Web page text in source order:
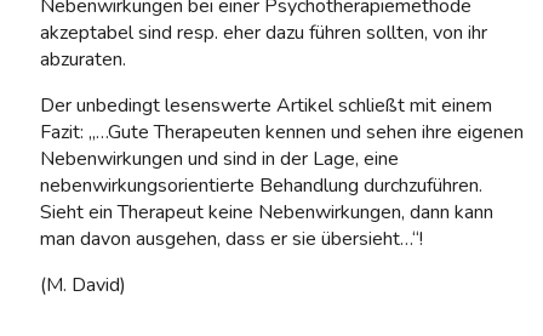
Nebenwirkungen bei einer Psychotherapiemethode
akzeptabel sind resp. eher dazu führen sollten, von ihr
abzuraten.
Der unbedingt lesenswerte Artikel schließt mit einem
Fazit: „…Gute Therapeuten kennen und sehen ihre eigenen
Nebenwirkungen und sind in der Lage, eine
nebenwirkungsorientierte Behandlung durchzuführen.
Sieht ein Therapeut keine Nebenwirkungen, dann kann
man davon ausgehen, dass er sie übersieht…“!
(M. David)